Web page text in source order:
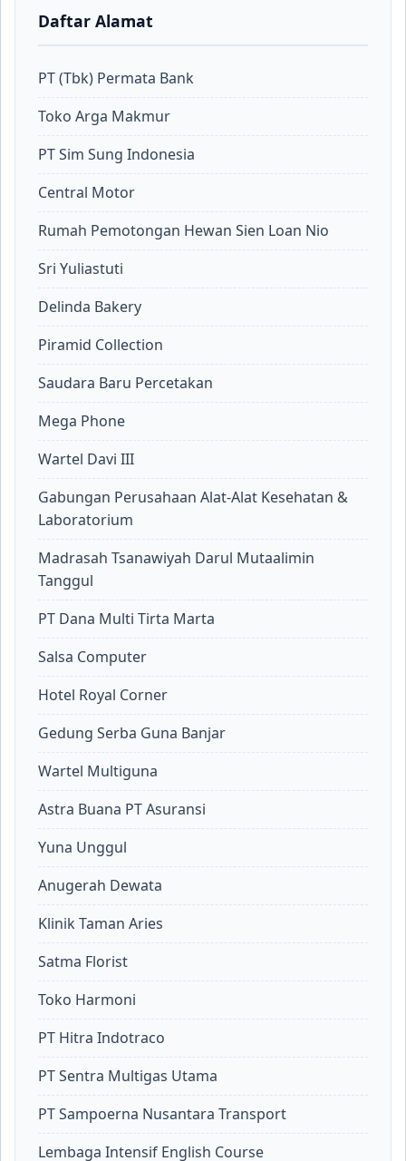
Daftar Alamat
PT (Tbk) Permata Bank
Toko Arga Makmur
PT Sim Sung Indonesia
Central Motor
Rumah Pemotongan Hewan Sien Loan Nio
Sri Yuliastuti
Delinda Bakery
Piramid Collection
Saudara Baru Percetakan
Mega Phone
Wartel Davi III
Gabungan Perusahaan Alat-Alat Kesehatan &
Laboratorium
Madrasah Tsanawiyah Darul Mutaalimin
Tanggul
PT Dana Multi Tirta Marta
Salsa Computer
Hotel Royal Corner
Gedung Serba Guna Banjar
Wartel Multiguna
Astra Buana PT Asuransi
Yuna Unggul
Anugerah Dewata
Klinik Taman Aries
Satma Florist
Toko Harmoni
PT Hitra Indotraco
PT Sentra Multigas Utama
PT Sampoerna Nusantara Transport
Lembaga Intensif English Course